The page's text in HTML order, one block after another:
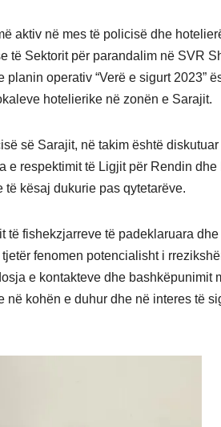
aktiv në mes të policisë dhe
të Sektorit për parandalim në SVR
operativ “Verë e sigurt 2023”
hotelierike në zonën e Sarajit.
së Sarajit, në takim është
e respektimit të Ligjit për Rendin
kësaj dukurie pas qytetarëve.
fishekzjarreve të padeklaruara
fenomen potencialisht i
e kontakteve dhe bashkëpunimit
kohën e duhur dhe në interes të